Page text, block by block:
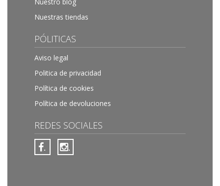
Nuestro blog
Nuestras tiendas
PÓLITICAS
Aviso legal
Politica de privacidad
Política de cookies
Política de devoluciones
REDES SOCIALES
. .